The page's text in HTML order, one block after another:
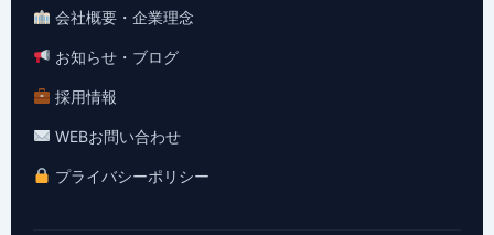
会社概要・企業理念
お知らせ・ブログ
採用情報
WEBお問い合わせ
プライバシーポリシー